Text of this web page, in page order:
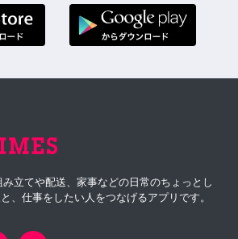
立てや配送、家事などの日常のちょっとし
、仕事をしたい人をつなげるアプリです。